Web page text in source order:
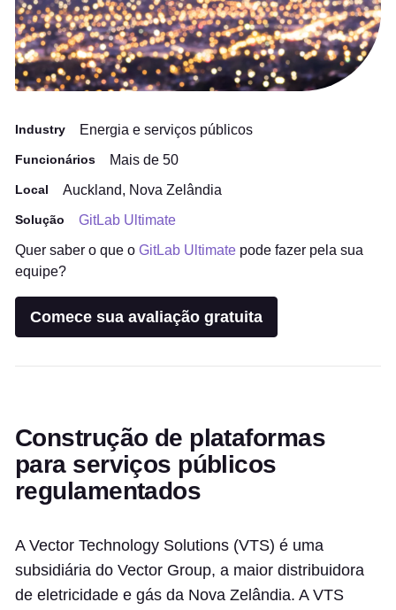
Industry Energia e serviços públicos
Funcionários Mais de 50
Local Auckland, Nova Zelândia
Solução
GitLab Ultimate
Quer saber o que o GitLab Ultimate pode fazer pela sua
equipe?
Comece sua avaliação gratuita
Construção de plataformas
para serviços públicos
regulamentados
A Vector Technology Solutions (VTS) é uma
subsidiária do Vector Group, a maior distribuidora
de eletricidade e gás da Nova Zelândia. A VTS